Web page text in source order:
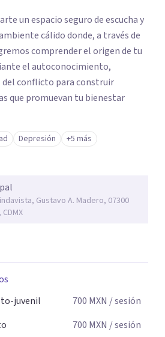
un espacio seguro de escucha y
cálido donde, a través de
comprender el origen de tu
el autoconocimiento,
del conflicto para construir
que promuevan tu bienestar
Depresión +5 más
Gustavo A. Madero, 07300
juvenil
700 MXN / sesión
700 MXN / sesión